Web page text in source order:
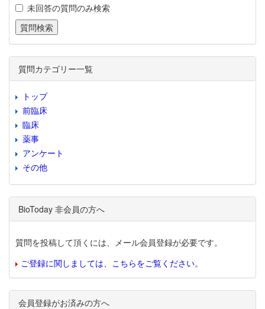
未回答の質問のみ検索
質問カテゴリー一覧
トップ
前臨床
臨床
薬事
アンケート
その他
BioToday 非会員の方へ
質問を投稿して頂くには、メール会員登録が必要です。
ご登録に関しましては、こちらをご覧ください。
会員登録がお済みの方へ